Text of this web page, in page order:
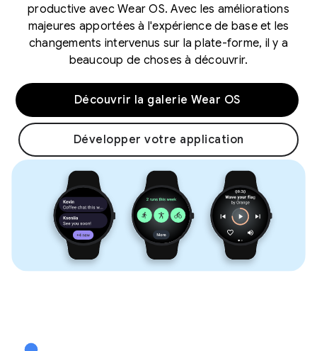
productive avec Wear OS. Avec les améliorations
majeures apportées à l'expérience de base et les
changements intervenus sur la plate-forme, il y a
beaucoup de choses à découvrir.
Découvrir la galerie Wear OS
Développer votre application